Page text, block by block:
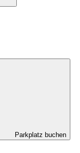
Parkplatz buchen